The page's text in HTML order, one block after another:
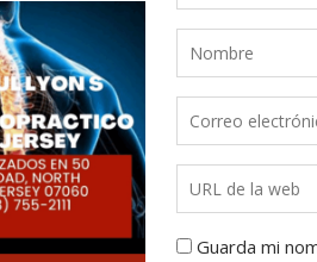
Guarda mi